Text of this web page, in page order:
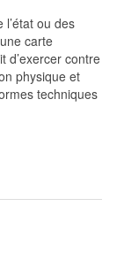
l’état ou des
carte
d’exercer contre
physique et
techniques